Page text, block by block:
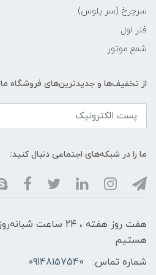
سرچرخ (سر پلوس)
فنر لول
شمع موتور
از تخفیف‌ها و جدیدترین‌های فروشگاه
ما را در شبکه‌های اجتماعی دنبال کنید:
هفت روز هفته ، ۲۴
هستیم
شماره تماس:
09148157540